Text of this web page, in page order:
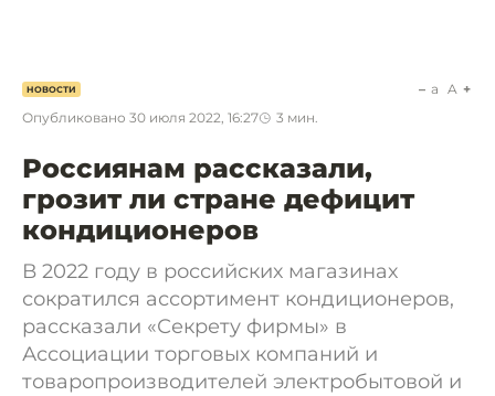
НОВОСТИ
Опубликовано 30 июля 2022, 16:27 3 мин.
a A
Россиянам рассказали,
грозит ли стране дефицит
кондиционеров
В 2022 году в российских магазинах
сократился ассортимент кондиционеров,
рассказали «Секрету фирмы» в
Ассоциации торговых компаний и
товаропроизводителей электробытовой и